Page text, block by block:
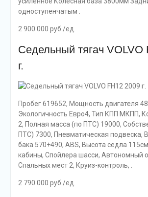
одноступенчатым .
2 900 000 руб./ед.
Седельный тягач VOLVO
г.
Пробег 619652, Мощность двигателя
Экологичность Евро4, Тип КПП МКПП,
2, Полная масса (по ПТС) 19000,
ПТС) 7300, Пневматическая подвеcка,
бака 570+490, ABS, Высота седла
кабины, Спойлера шасси, Автономный
Спальных мест 2, Круиз-контроль, .
2 790 000 руб./ед.